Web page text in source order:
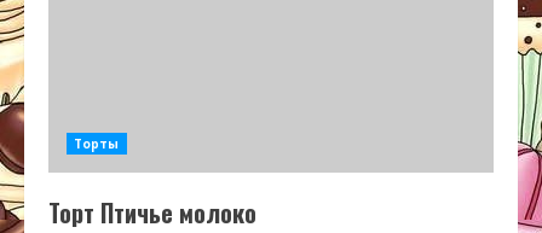
Торты
Торт Птичье молоко